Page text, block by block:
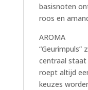
basisnoten
roos en
AROMA
centraal staat
roept altijd
keuzes